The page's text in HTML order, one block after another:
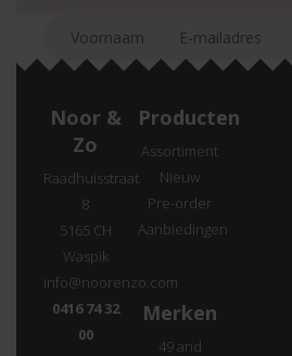
Noor &
Zo
Raadhuisstraat
8
5165 CH
Waspik
info@noorenzo.com
0416 74 32
00
Producten
Assortiment
Nieuw
Pre-order
Aanbiedingen
Merken
49 and